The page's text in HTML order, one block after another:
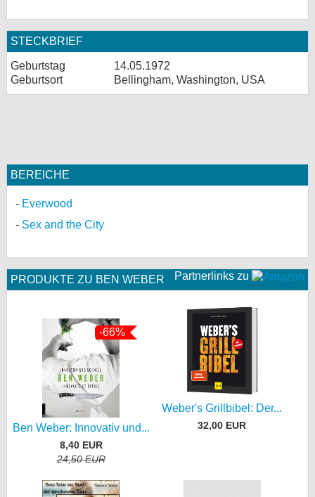
STECKBRIEF
Geburtstag
14.05.1972
Geburtsort
Bellingham, Washington, USA
BEREICHE
Everwood
Sex and the City
Partnerlinks zu
PRODUKTE ZU BEN WEBER
-66%
Ben Weber: Innovativ und...
8,40 EUR
24,50 EUR
Weber's Grillbibel: Der...
32,00 EUR
Desktop-Ansicht